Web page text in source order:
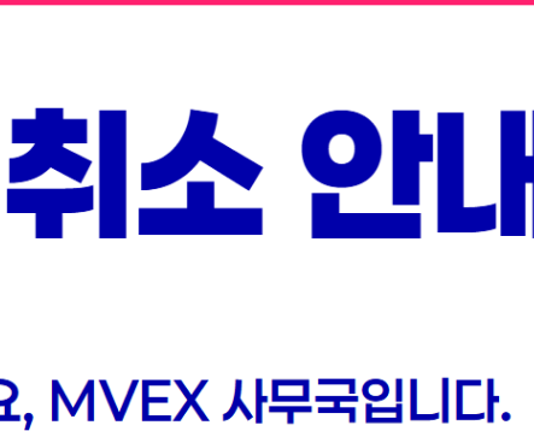
전 세계 VC, 테크 리더들이 주목하는 다음 승부처
차후 시장에서 각광받을 확실한 미래를
선점하세요.